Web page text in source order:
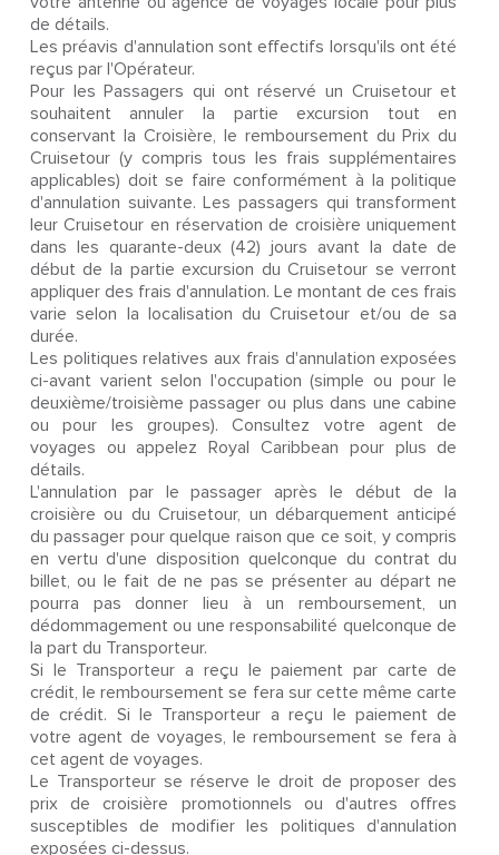
de détails.
Les préavis d'annulation sont effectifs lorsqu'ils ont été
reçus par l'Opérateur.
Pour les Passagers qui ont réservé un Cruisetour et
souhaitent annuler la partie excursion tout en
conservant la Croisière, le remboursement du Prix du
Cruisetour (y compris tous les frais supplémentaires
applicables) doit se faire conformément à la politique
d'annulation suivante. Les passagers qui transforment
leur Cruisetour en réservation de croisière uniquement
dans les quarante-deux (42) jours avant la date de
début de la partie excursion du Cruisetour se verront
appliquer des frais d'annulation. Le montant de ces frais
varie selon la localisation du Cruisetour et/ou de sa
durée.
Les politiques relatives aux frais d'annulation exposées
ci-avant varient selon l'occupation (simple ou pour le
deuxième/troisième passager ou plus dans une cabine
ou pour les groupes). Consultez votre agent de
voyages ou appelez Royal Caribbean pour plus de
détails.
L'annulation par le passager après le début de la
croisière ou du Cruisetour, un débarquement anticipé
du passager pour quelque raison que ce soit, y compris
en vertu d'une disposition quelconque du contrat du
billet, ou le fait de ne pas se présenter au départ ne
pourra pas donner lieu à un remboursement, un
dédommagement ou une responsabilité quelconque de
la part du Transporteur.
Si le Transporteur a reçu le paiement par carte de
crédit, le remboursement se fera sur cette même carte
de crédit. Si le Transporteur a reçu le paiement de
votre agent de voyages, le remboursement se fera à
cet agent de voyages.
Le Transporteur se réserve le droit de proposer des
prix de croisière promotionnels ou d'autres offres
susceptibles de modifier les politiques d'annulation
exposées ci-dessus.